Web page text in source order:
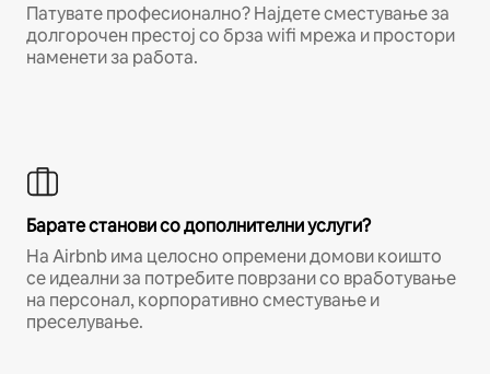
Патувате професионално? Најдете сместување за
долгорочен престој со брза wifi мрежа и простори
наменети за работа.
Барате станови со дополнителни услуги?
На Airbnb има целосно опремени домови коишто
се идеални за потребите поврзани со вработување
на персонал, корпоративно сместување и
преселување.